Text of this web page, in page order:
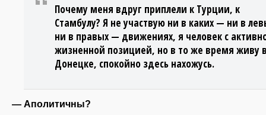
Почему меня вдруг приплели к Турции, к
Стамбулу? Я не участвую ни в каких — ни в
ни в правых — движениях, я человек с
жизненной позицией, но в то же время живу
Донецке, спокойно здесь нахожусь.
— Аполитичны?